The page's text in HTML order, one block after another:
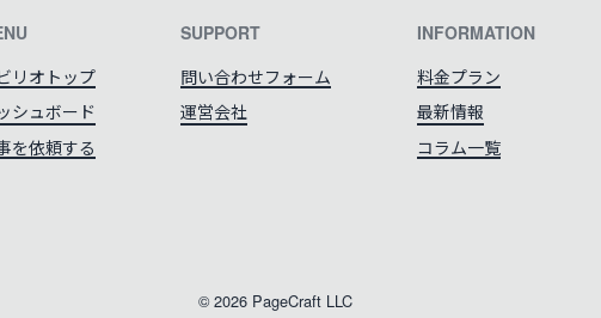
リオトップ
シュボード
を依頼する
SUPPORT
問い合わせフォーム
運営会社
INFORMATION
料金プラン
最新情報
コラム一覧
©2026PageCraft LLC